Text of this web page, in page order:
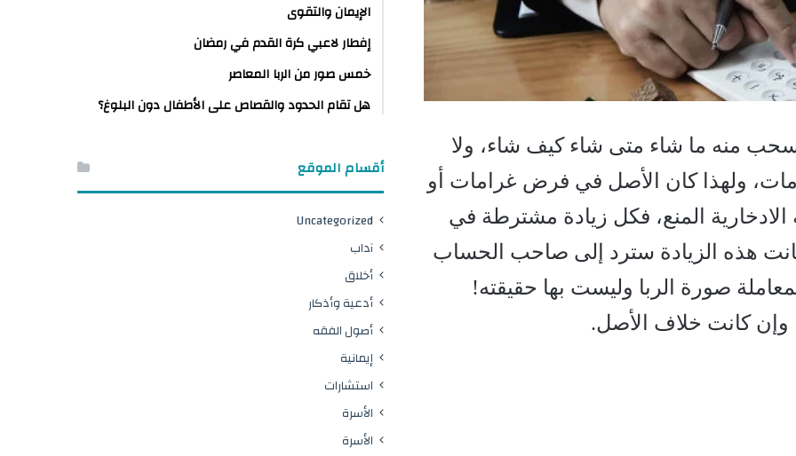
منه ما شاء متى شاء كيف شاء، ولا
ولهذا كان الأصل في فرض غرامات أو
المنع، فكل زيادة مشترطة في
هذه الزيادة سترد إلى صاحب الحساب
صورة الربا وليست بها حقيقته!
كانت خلاف الأصل.
الإيمان والتقوى
إفطار لاعبي كرة القدم في رمضان
خمس صور من الربا المعاصر
هل تقام الحدود والقصاص على الأطفال دون البلوغ؟
أقسام الموقع
Uncategorized
آداب
أخلاق
أدعية وأذكار
أصول الفقه
إيمانية
استشارات
الأسرة
الأسرة